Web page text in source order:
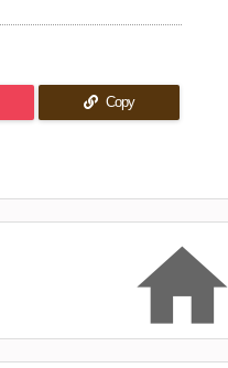
Copy
